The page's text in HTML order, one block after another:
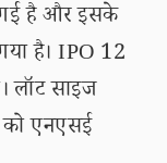
है और इसके
है। IPO 12
लॉट साइज
एनएसई